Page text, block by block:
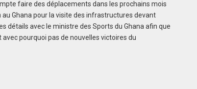
faire des déplacements dans les prochains mois
au Ghana pour la visite des infrastructures devant
détails avec le ministre des Sports du Ghana afin que
pourquoi pas de nouvelles victoires du